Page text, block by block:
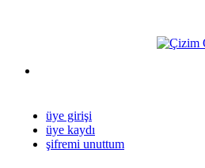
üye girişi
üye kaydı
şifremi unuttum